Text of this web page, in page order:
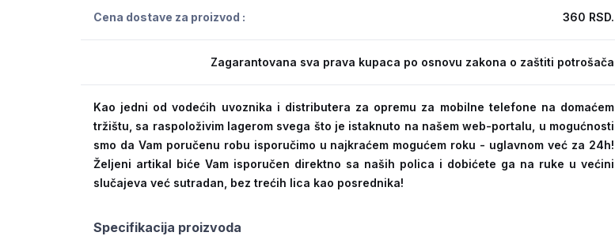
Cena dostave za proizvod : 360 RSD.
Zagarantovana sva prava kupaca po osnovu zakona o zaštiti potrošača
Kao jedni od vodećih uvoznika i distributera za opremu za mobilne telefone na domaćem
tržištu, sa raspoloživim lagerom svega što je istaknuto na našem web-portalu, u mogućnosti
smo da Vam poručenu robu isporučimo u najkraćem mogućem roku - uglavnom već za 24h!
Željeni artikal biće Vam isporučen direktno sa naših polica i dobićete ga na ruke u većini
slučajeva već sutradan, bez trećih lica kao posrednika!
Specifikacija proizvoda